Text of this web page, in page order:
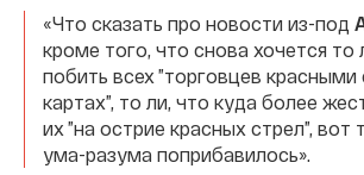
«Что сказать про новости из-под
кроме того, что снова хочется то
побить всех ”торговцев
картах”, то ли, что куда более
их ”на острие красных стрел”, вот
ума-разума поприбавилось».